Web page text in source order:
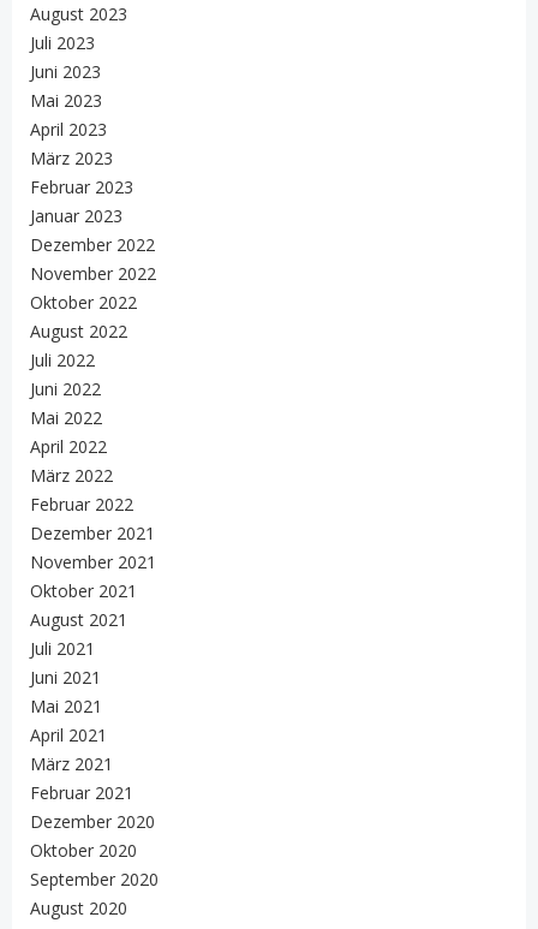
August 2023
Juli 2023
Juni 2023
Mai 2023
April 2023
März 2023
Februar 2023
Januar 2023
Dezember 2022
November 2022
Oktober 2022
August 2022
Juli 2022
Juni 2022
Mai 2022
April 2022
März 2022
Februar 2022
Dezember 2021
November 2021
Oktober 2021
August 2021
Juli 2021
Juni 2021
Mai 2021
April 2021
März 2021
Februar 2021
Dezember 2020
Oktober 2020
September 2020
August 2020